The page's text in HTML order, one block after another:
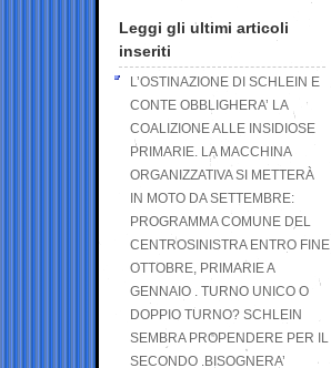
Leggi gli ultimi articoli
inseriti
L’OSTINAZIONE DI SCHLEIN E
CONTE OBBLIGHERA’ LA
COALIZIONE ALLE INSIDIOSE
PRIMARIE. LA MACCHINA
ORGANIZZATIVA SI METTERÀ
IN MOTO DA SETTEMBRE:
PROGRAMMA COMUNE DEL
CENTROSINISTRA ENTRO FINE
OTTOBRE, PRIMARIE A
GENNAIO . TURNO UNICO O
DOPPIO TURNO? SCHLEIN
SEMBRA PROPENDERE PER IL
SECONDO .BISOGNERA’